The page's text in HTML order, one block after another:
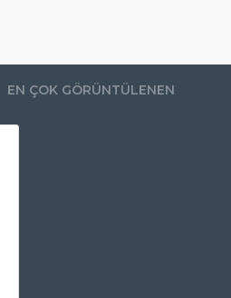
EN ÇOK GÖRÜNTÜLENEN